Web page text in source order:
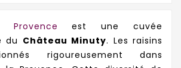
est une cuvée
du Château Minuty. Les raisins
rigoureusement dans